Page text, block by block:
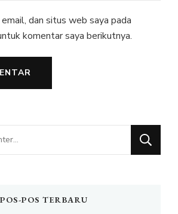
email, dan situs web saya pada
komentar saya berikutnya.
POS-POS TERBARU